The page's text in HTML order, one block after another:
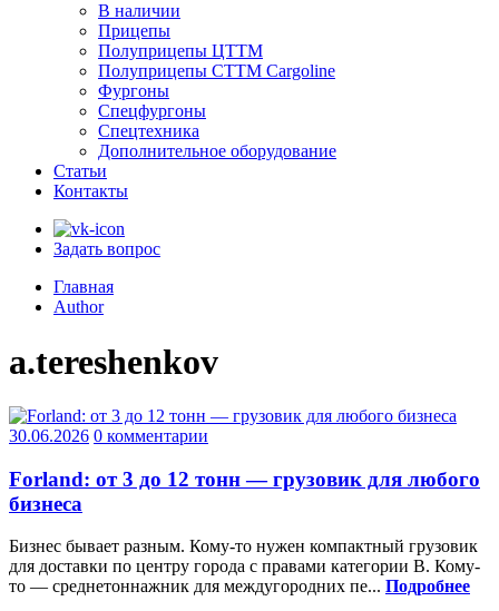
В наличии
Прицепы
Полуприцепы ЦТТМ
Полуприцепы CTTM Cargoline
Фургоны
Спецфургоны
Спецтехника
Дополнительное оборудование
Статьи
Контакты
Задать вопрос
Главная
Author
a.tereshenkov
30.06.2026 0 комментарии
Forland: от 3 до 12 тонн — грузовик для любого
бизнеса
Бизнес бывает разным. Кому-то нужен компактный грузовик
для доставки по центру города с правами категории B. Кому-
то — среднетоннажник для междугородних пе... Подробнее